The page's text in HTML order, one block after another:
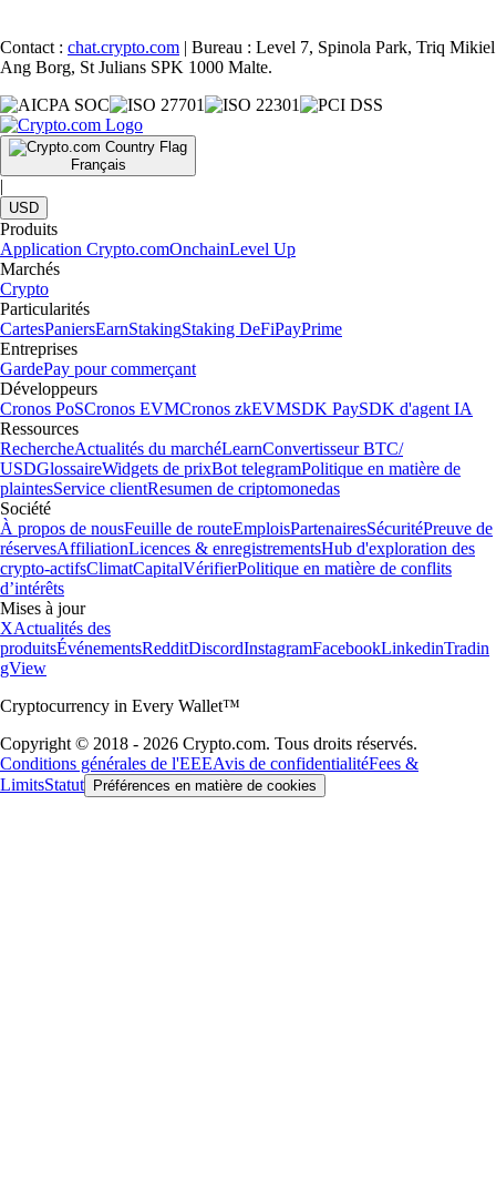
Contact : chat.crypto.com | Bureau : Level 7, Spinola Park, Triq Mikiel
Ang Borg, St Julians SPK 1000 Malte.
Français
|
USD
Produits
Application Crypto.comOnchainLevel Up
Marchés
Crypto
Particularités
CartesPaniersEarnStakingStaking DeFiPayPrime
Entreprises
GardePay pour commerçant
Développeurs
Cronos PoSCronos EVMCronos zkEVMSDK PaySDK d'agent IA
Ressources
RechercheActualités du marchéLearnConvertisseur BTC/
USDGlossaireWidgets de prixBot telegramPolitique en matière de
plaintesService clientResumen de criptomonedas
Société
À propos de nousFeuille de routeEmploisPartenairesSécuritéPreuve de
réservesAffiliationLicences & enregistrementsHub d'exploration des
crypto-actifsClimatCapitalVérifierPolitique en matière de conflits
d’intérêts
Mises à jour
XActualités des
produitsÉvénementsRedditDiscordInstagramFacebookLinkedinTradin
gView
Cryptocurrency in Every Wallet™
Copyright © 2018 - 2026 Crypto.com. Tous droits réservés.
Conditions générales de l'EEEAvis de confidentialitéFees &
LimitsStatut Préférences en matière de cookies